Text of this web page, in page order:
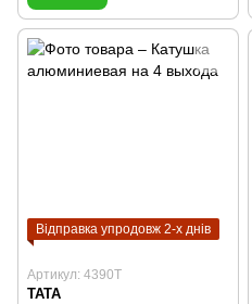
Відправка упродовж 2-х днів
Артикул: 4390T
TATA